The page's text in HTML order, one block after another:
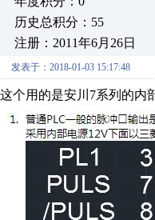
历史总积分：55
注册：2011年6月26日
发表于：2018-01-03 15:17:48
这个用的是安川7系列的内